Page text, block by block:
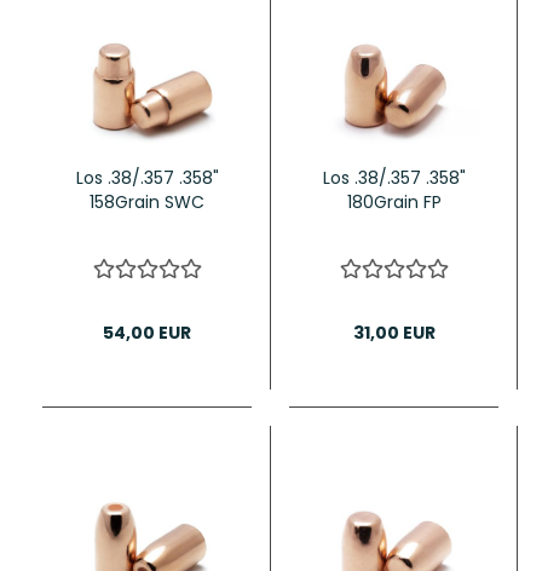
Los .38/.357 .358"
158Grain SWC
54,00 EUR
Los .38/.357 .358"
180Grain FP
31,00 EUR